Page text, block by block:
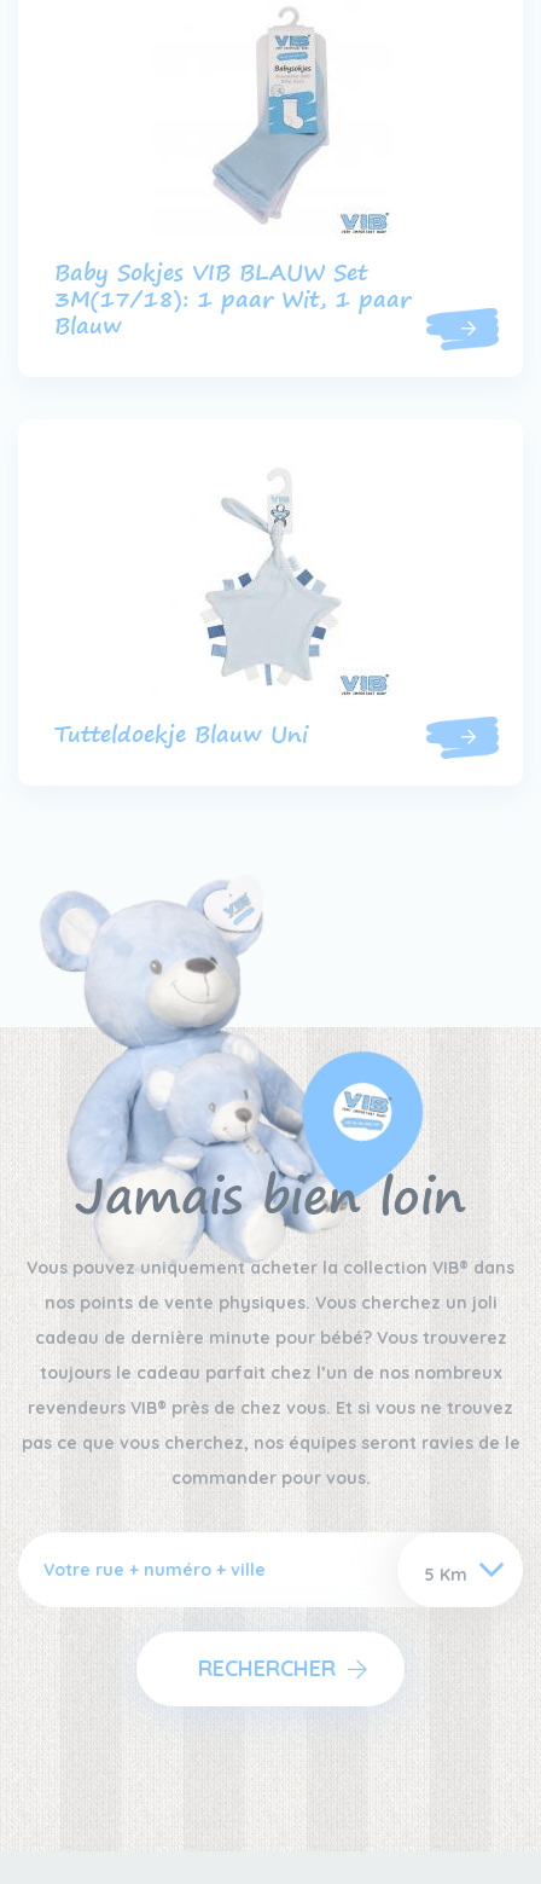
Baby Sokjes VIB BLAUW Set
3M(17/18): 1 paar Wit, 1 paar
Blauw
Tutteldoekje Blauw Uni
Jamais bien loin
Vous pouvez uniquement acheter la collection VIB® dans
nos points de vente physiques. Vous cherchez un joli
cadeau de dernière minute pour bébé? Vous trouverez
toujours le cadeau parfait chez l’un de nos nombreux
revendeurs VIB® près de chez vous. Et si vous ne trouvez
pas ce que vous cherchez, nos équipes seront ravies de le
commander pour vous.
RECHERCHER